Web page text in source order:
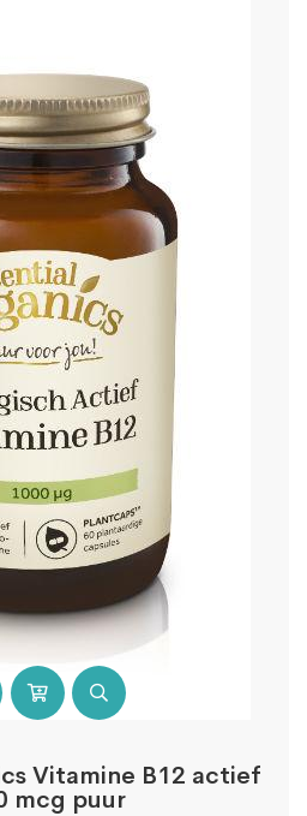
Vitamine B12 actief
mcg puur